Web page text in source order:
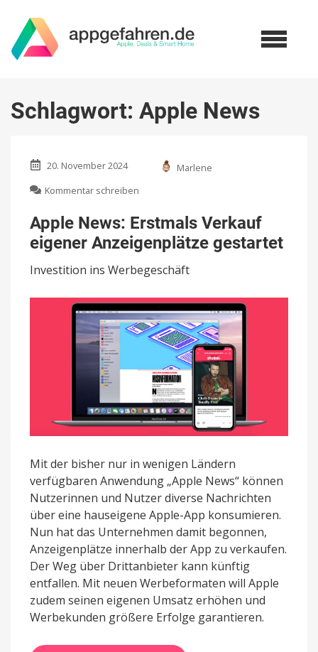
Schlagwort: Apple News
20. November 2024
Marlene
Kommentar schreiben
News:
Erstmals
Verkauf
Anzeigenplätze
Apple News: Erstmals Verkauf
eigener Anzeigenplätze gestartet
Investition ins Werbegeschäft
Mit der bisher nur in wenigen Ländern
verfügbaren Anwendung „Apple News“ können
Nutzerinnen und Nutzer diverse Nachrichten
über eine hauseigene Apple-App konsumieren.
Nun hat das Unternehmen damit begonnen,
Anzeigenplätze innerhalb der App zu verkaufen.
Der Weg über Drittanbieter kann künftig
entfallen. Mit neuen Werbeformaten will Apple
zudem seinen eigenen Umsatz erhöhen und
Werbekunden größere Erfolge garantieren.